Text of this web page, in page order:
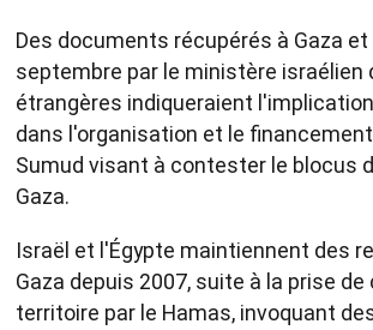
Des documents récupérés à Gaza et
septembre par le ministère israélien
étrangères indiqueraient
dans l'organisation et le
Sumud visant à contester le blocus
Gaza.
Israël et l'Égypte maintiennent des
Gaza depuis 2007, suite à la prise
territoire par le Hamas, invoquant